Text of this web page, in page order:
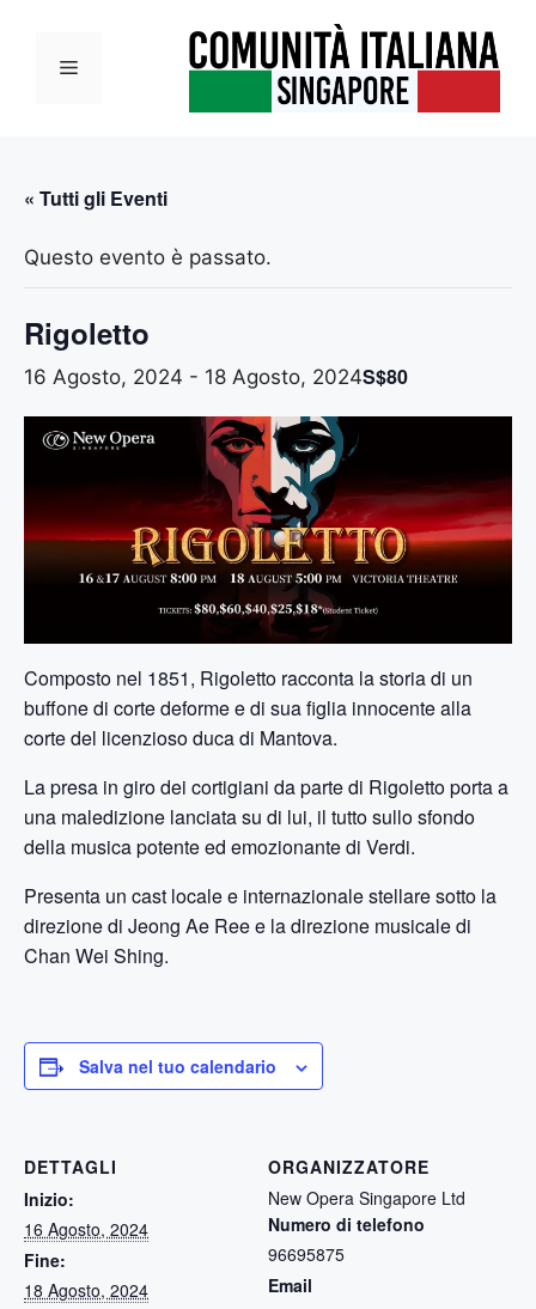
contenutoMenu
« Tutti gli Eventi
Questo evento è passato.
Rigoletto
16 Agosto, 2024 - 18 Agosto, 2024S$80
Composto nel 1851, Rigoletto racconta la storia di un
buffone di corte deforme e di sua figlia innocente alla
corte del licenzioso duca di Mantova.
La presa in giro dei cortigiani da parte di Rigoletto porta a
una maledizione lanciata su di lui, il tutto sullo sfondo
della musica potente ed emozionante di Verdi.
Presenta un cast locale e internazionale stellare sotto la
direzione di Jeong Ae Ree e la direzione musicale di
Chan Wei Shing.
Salva nel tuo calendario
DETTAGLI
Inizio:
16 Agosto, 2024
Fine:
18 Agosto, 2024
ORGANIZZATORE
New Opera Singapore Ltd
Numero di telefono
96695875
Email